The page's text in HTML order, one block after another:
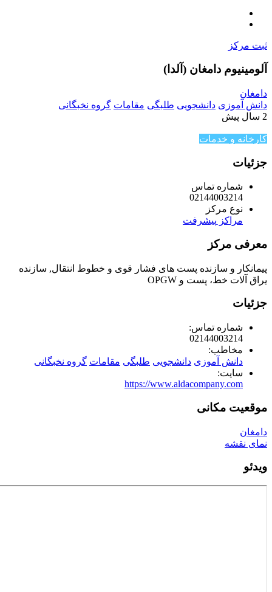
ثبت مرکز
آلومینیوم دامغان (آلدا)
دامغان
دانش آموزی دانشجویی طلبگی مقامات گروه نخبگانی
2 سال پیش
کارخانه و خدمات
جزئیات
شماره تماس
02144003214
نوع مرکز
مراکز پیشرفت
معرفی مرکز
پیمانکار و سازنده پست های فشار قوی و خطوط انتقال, سازنده
یراق آلات خط، پست و OPGW
جزئیات
شماره تماس:
02144003214
مخاطب:
دانش آموزی دانشجویی طلبگی مقامات گروه نخبگانی
سایت:
https://www.aldacompany.com
موقعیت مکانی
دامغان
نمای نقشه
ویدئو